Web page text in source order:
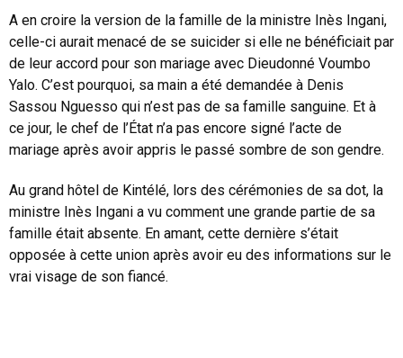
A en croire la version de la famille de la ministre Inès Ingani,
celle-ci aurait menacé de se suicider si elle ne bénéficiait par
de leur accord pour son mariage avec Dieudonné Voumbo
Yalo. C’est pourquoi, sa main a été demandée à Denis
Sassou Nguesso qui n’est pas de sa famille sanguine. Et à
ce jour, le chef de l’État n’a pas encore signé l’acte de
mariage après avoir appris le passé sombre de son gendre.
Au grand hôtel de Kintélé, lors des cérémonies de sa dot, la
ministre Inès Ingani a vu comment une grande partie de sa
famille était absente. En amant, cette dernière s’était
opposée à cette union après avoir eu des informations sur le
vrai visage de son fiancé.